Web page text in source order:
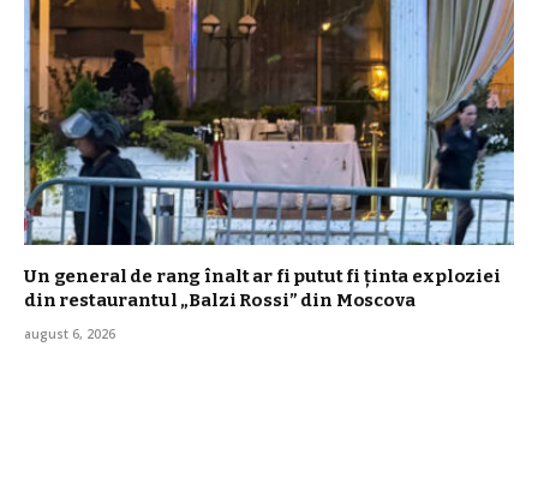
Un general de rang înalt ar fi putut fi ținta exploziei
din restaurantul „Balzi Rossi” din Moscova
august 6, 2026